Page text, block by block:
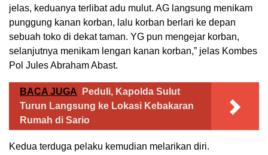
jelas, keduanya terlibat adu mulut. AG langsung menikam
punggung kanan korban, lalu korban berlari ke depan
sebuah toko di dekat taman. YG pun mengejar korban,
selanjutnya menikam lengan kanan korban,” jelas Kombes
Pol Jules Abraham Abast.
BACA JUGA
Peduli, Kapolda Sulut
Turun Langsung ke Lokasi Kebakaran
Rumah di Sario
Kedua terduga pelaku kemudian melarikan diri.